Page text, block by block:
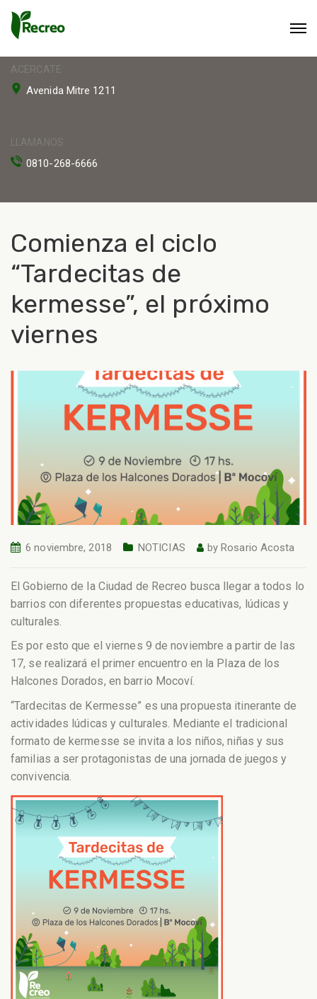
ACERCATE
Avenida Mitre 1211
LLAMANOS
0810-268-6666
Comienza el ciclo
“Tardecitas de
kermesse”, el próximo
viernes
6 noviembre, 2018 NOTICIAS byRosario Acosta
El Gobierno de la Ciudad de Recreo busca llegar a todos lo
barrios con diferentes propuestas educativas, lúdicas y
culturales.
Es por esto que el viernes 9 de noviembre a partir de las
17, se realizará el primer encuentro en la Plaza de los
Halcones Dorados, en barrio Mocoví.
“Tardecitas de Kermesse” es una propuesta itinerante de
actividades lúdicas y culturales. Mediante el tradicional
formato de kermesse se invita a los niños, niñas y sus
familias a ser protagonistas de una jornada de juegos y
convivencia.